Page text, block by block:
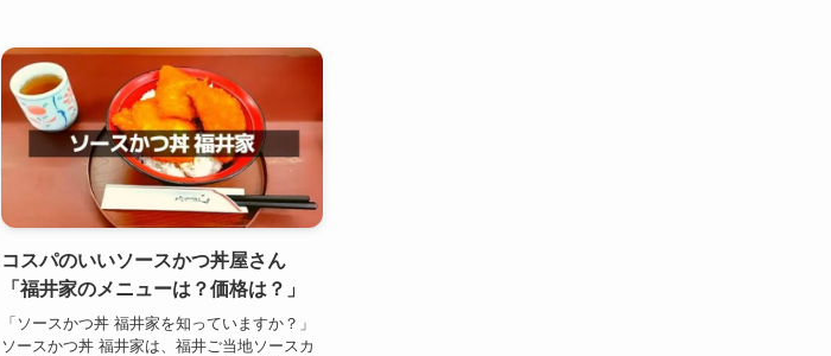
コスパのいいソースかつ丼屋さん
「福井家のメニューは？価格は？」
「ソースかつ丼 福井家を知っていますか？」
ソースかつ丼 福井家は、福井ご当地ソースカ